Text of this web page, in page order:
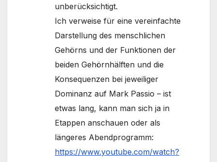
unberücksichtigt.
Ich verweise für eine vereinfachte
Darstellung des menschlichen
Gehörns und der Funktionen der
beiden Gehörnhälften und die
Konsequenzen bei jeweiliger
Dominanz auf Mark Passio – ist
etwas lang, kann man sich ja in
Etappen anschauen oder als
längeres Abendprogramm:
https://www.youtube.com/watch?